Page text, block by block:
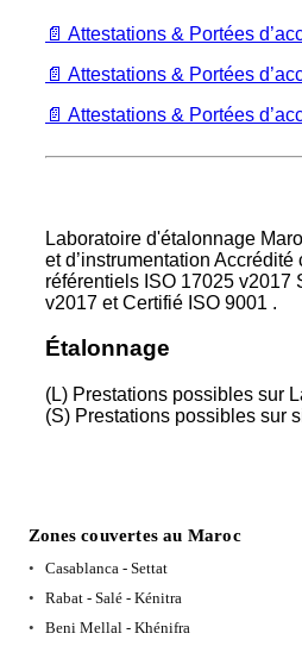
📄 Attestations & Portées
📄 Attestations & Portées
📄 Attestations & Portées
Laboratoire d'étalonnage
et d’instrumentation
référentiels ISO 17025 v2017
v2017 et Certifié ISO 9001 .
Étalonnage
(L) Prestations possibles sur
(S) Prestations possibles sur
Zones couvertes au Maroc
Casablanca - Settat
Rabat - Salé - Kénitra
Beni Mellal - Khénifra